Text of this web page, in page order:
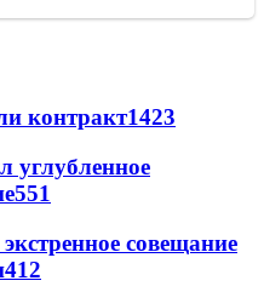
контракт1423
углубленное
551
совещание
412